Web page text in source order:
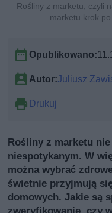
Rośliny z marketu, czyli
marketu krok
Opublikowano:
Autor:Juliusz
Drukuj
Rośliny z marketu
niespotykanym. W
można wybrać
świetnie przyjmują
domowych. Jakie są
zweryfikowanie, czy